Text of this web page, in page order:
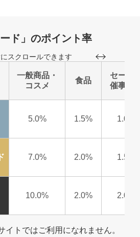
ード」のポイント率
スクロールできます
一般商品・
コスメ
食品
セール
催事商
5.0% 1.5% 1.0%
7.0% 2.0% 1.5%
10.0% 2.0% 2.0%
イトではご利用になれません。